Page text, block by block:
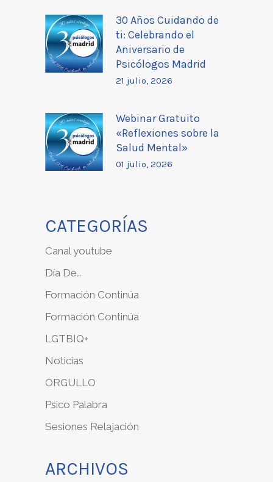
30 Años Cuidando de
ti: Celebrando el
Aniversario de
Psicólogos Madrid
21 julio, 2026
Webinar Gratuito
«Reflexiones sobre la
Salud Mental»
01 julio, 2026
CATEGORÍAS
Canal youtube
Día De…
Formación Continúa
Formación Continúa
LGTBIQ+
Noticias
ORGULLO
Psico Palabra
Sesiones Relajación
ARCHIVOS